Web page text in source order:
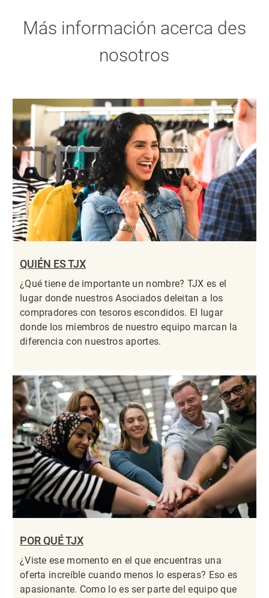
Más información acerca des
nosotros
QUIÉN ES TJX
¿Qué tiene de importante un nombre? TJX es el
lugar donde nuestros Asociados deleitan a los
compradores con tesoros escondidos. El lugar
donde los miembros de nuestro equipo marcan la
diferencia con nuestros aportes.
POR QUÉ TJX
¿Viste ese momento en el que encuentras una
oferta increíble cuando menos lo esperas? Eso es
apasionante. Como lo es ser parte del equipo que